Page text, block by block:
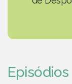
Episódios